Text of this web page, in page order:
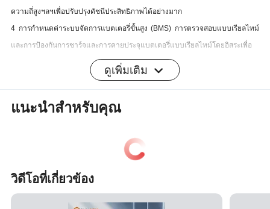
ความถี่สูงฯลฯเพื่อปรับปรุงดัชนีประสิทธิภาพได้อย่างมาก
4 การกำหนดค่าระบบจัดการแบตเตอรี่ขั้นสูง (BMS) การตรวจสอบแบบเรียลไทม์
และการป้องกันการชาร์จและการคายประจุแบตเตอรี่แบบเรียลไทม์โดยอิสระเพื่อ
ให้มั่นใจในความปลอดภัยและอายุการใช้งานของแบตเตอรี่
การออกแบบเพื่อการควบคุมอัจฉริยะ DSP แบบดิจิตอลเต็มรูปแบบ 5 รูปแบบ
จ่ายไฟ
ระบบอัตโนมัติระดับสูงและสามารถตรวจสอบและควบคุมได้โดยเครือข่ายโมดูล
4G และสามารถทำงานได้อย่างมีเสถียรภาพเป็นเวลานานโดยไม่ต้องติดต่อกับ
ภายนอก
8 สามารถติดตั้งผลิตภัณฑ์ในรูปแบบของผนังหรือติดตั้งบนพื้นซึ่งใช้งานได้สะดวก
ดูเพิ่มเติม
แนะนำสำหรับคุณ
วิดีโอที่เกี่ยวข้อง